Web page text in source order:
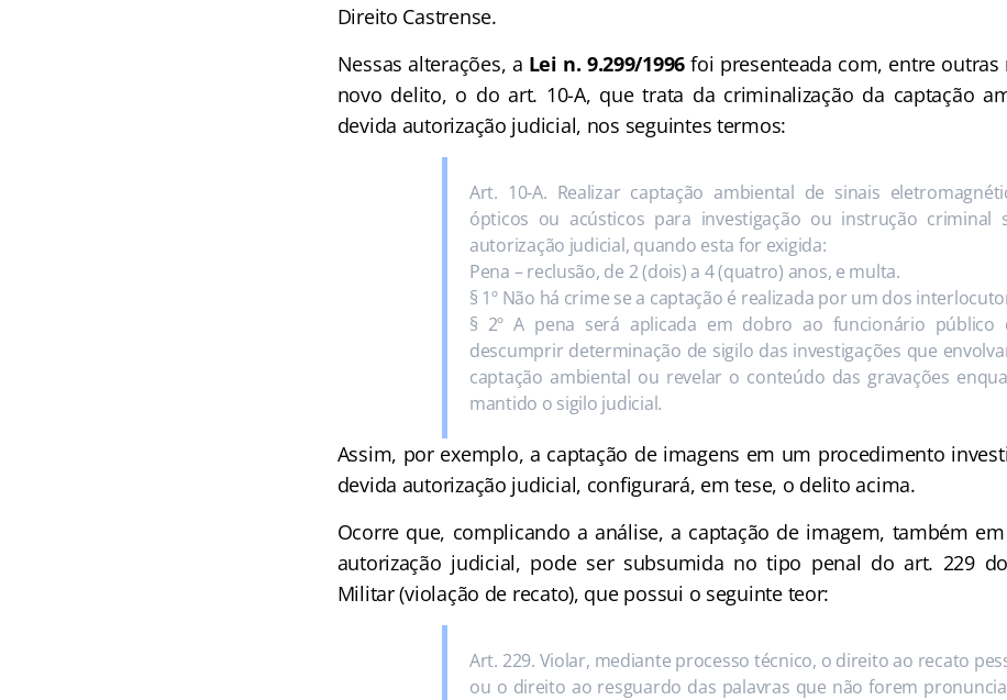
Direito Castrense.
Nessas alterações, a Lei n. 9.299/1996 foi presenteada com, entre outras
novo delito, o do art. 10-A, que trata da criminalização da captação
devida autorização judicial, nos seguintes termos:
Art. 10-A. Realizar captação ambiental de sinais
ópticos ou acústicos para investigação ou instrução criminal
autorização judicial, quando esta for exigida:
Pena – reclusão, de 2 (dois) a 4 (quatro) anos, e multa.
§ 1º Não há crime se a captação é realizada por um dos
§ 2º A pena será aplicada em dobro ao funcionário público
descumprir determinação de sigilo das investigações que
captação ambiental ou revelar o conteúdo das gravações
mantido o sigilo judicial.
Assim, por exemplo, a captação de imagens em um procedimento
devida autorização judicial, configurará, em tese, o delito acima.
Ocorre que, complicando a análise, a captação de imagem, também
autorização judicial, pode ser subsumida no tipo penal do art. 229
Militar (violação de recato), que possui o seguinte teor:
Art. 229. Violar, mediante processo técnico, o direito ao recato
ou o direito ao resguardo das palavras que não forem